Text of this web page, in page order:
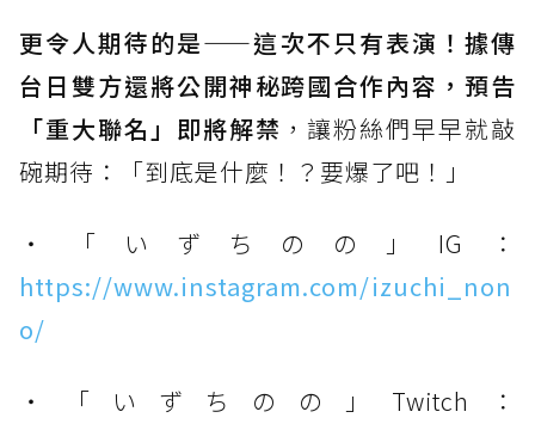
更令人期待的是——這次不只有表演！據傳
台日雙方還將公開神秘跨國合作內容，預告
「重大聯名」即將解禁 ，讓粉絲們早早就敲
碗期待：「到底是什麼！？要爆了吧！」
・「いずちのの」IG：
https://www.instagram.com/izuchi_non
o/
・「いずちのの」Twitch：